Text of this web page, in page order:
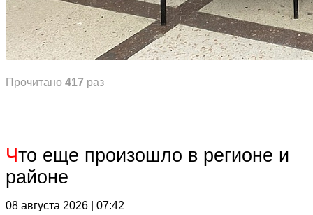
Прочитано 417 раз
Что еще произошло в регионе и
районе
08 августа 2026 | 07:42